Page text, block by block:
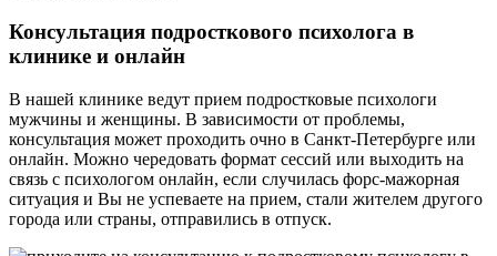
Консультация подросткового психолога в
клинике и онлайн
В нашей клинике ведут прием подростковые психологи
мужчины и женщины. В зависимости от проблемы,
консультация может проходить очно в Санкт-Петербурге или
онлайн. Можно чередовать формат сессий или выходить на
связь с психологом онлайн, если случилась форс-мажорная
ситуация и Вы не успеваете на прием, стали жителем другого
города или страны, отправились в отпуск.